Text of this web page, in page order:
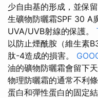
少自由基的形成，並保
生礦物防曬霜SPF 30 A
UVA/UVB射線的保護。
以防止煙酰胺（維生素
肽-4造成的損害。
油的礦物防曬霜會留下
物理防曬霜的通常不利
蛋白和彈性蛋白的固定